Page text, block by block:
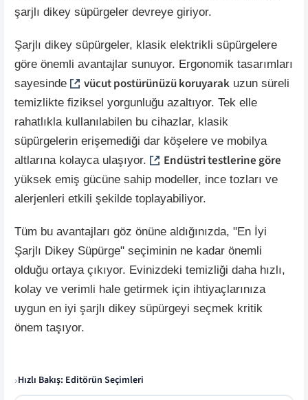
şarjlı dikey süpürgeler devreye giriyor.
Şarjlı dikey süpürgeler, klasik elektrikli süpürgelere
göre önemli avantajlar sunuyor. Ergonomik tasarımları
sayesinde
vücut postürünüzü koruyarak uzun süreli
temizlikte fiziksel yorgunluğu azaltıyor. Tek elle
rahatlıkla kullanılabilen bu cihazlar, klasik
süpürgelerin erişemediği dar köşelere ve mobilya
altlarına kolayca ulaşıyor.
Endüstri testlerine göre
yüksek emiş gücüne sahip modeller, ince tozları ve
alerjenleri etkili şekilde toplayabiliyor.
Tüm bu avantajları göz önüne aldığınızda, "En İyi
Şarjlı Dikey Süpürge" seçiminin ne kadar önemli
olduğu ortaya çıkıyor. Evinizdeki temizliği daha hızlı,
kolay ve verimli hale getirmek için ihtiyaçlarınıza
uygun en iyi şarjlı dikey süpürgeyi seçmek kritik
önem taşıyor.
›Hızlı Bakış: Editörün Seçimleri